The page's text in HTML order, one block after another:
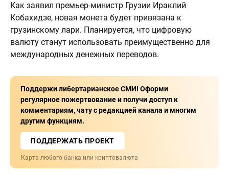
Как заявил премьер-министр Грузии Ираклий
Кобахидзе, новая монета будет привязана к
грузинскому лари. Планируется, что цифровую
валюту станут использовать преимущественно для
международных денежных переводов.
Поддержи либертарианское СМИ! Оформи
регулярное пожертвование и получи доступ к
комментариям, чату с редакцией канала и многим
другим функциям.
ПОДДЕРЖАТЬ ПРОЕКТ
Карта любого банка или криптовалюта